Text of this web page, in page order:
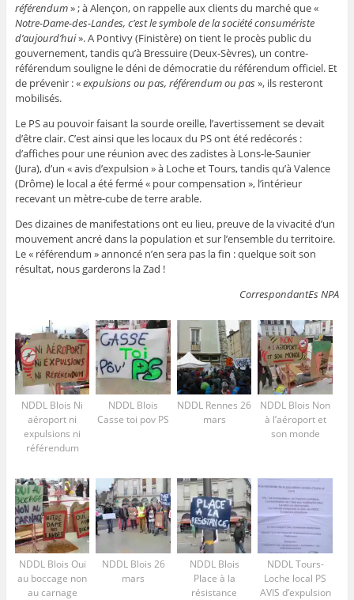
référendum» ; à Alençon, on rappelle aux clients du marché que «
Notre-Dame-des-Landes, c’est le symbole de la société consumériste
d’aujourd’hui». A Pontivy (Finistère) on tient le procès public du
gouvernement, tandis qu’à Bressuire (Deux-Sèvres), un contre-
référendum souligne le déni de démocratie du référendum officiel. Et
de prévenir : «expulsions ou pas, référendum ou pas», ils resteront
mobilisés.
Le PS au pouvoir faisant la sourde oreille, l’avertissement se devait
d’être clair. C’est ainsi que les locaux du PS ont été redécorés :
d’affiches pour une réunion avec des zadistes à Lons-le-Saunier
(Jura), d’un « avis d’expulsion » à Loche et Tours, tandis qu’à Valence
(Drôme) le local a été fermé « pour compensation », l’intérieur
recevant un mètre-cube de terre arable.
Des dizaines de manifestations ont eu lieu, preuve de la vivacité d’un
mouvement ancré dans la population et sur l’ensemble du territoire.
Le « référendum » annoncé n’en sera pas la fin : quelque soit son
résultat, nous garderons la Zad !
CorrespondantEs NPA
NDDL Blois Ni
aéroport ni
expulsions ni
référendum
NDDL Blois
Casse toi pov PS
NDDL Rennes 26
mars
NDDL Blois Non
à l’aéroport et
son monde
NDDL Blois Oui
au boccage non
au carnage
NDDL Blois 26
mars
NDDL Blois
Place à la
résistance
NDDL Tours-
Loche local PS
AVIS d’expulsion